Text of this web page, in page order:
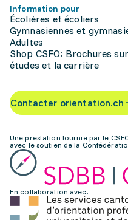
Information pour
Écolières et écoliers
Gymnasiennes et
Adultes
Shop CSFO: Brochures
études et la carrière
Contacter orientation.ch
Une prestation fournie par le
avec le soutien de la
En collaboration avec: